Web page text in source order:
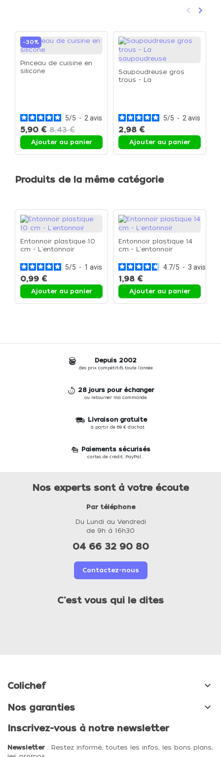
Précédent
keyboard_arrow_left keyboard_arrow_right
-30%
Pinceau de cuisine en
silicone
5/5 - 2 avis
5,90 € 8,43 €
Ajouter au panier
Saupoudreuse gros
trous - La
5/5 - 2 avis
2,98 €
Ajouter au panier
Produits de la même catégorie
Entonnoir plastique 10
cm - L'entonnoir
5/5 - 1 avis
0,99 €
Ajouter au panier
Entonnoir plastique 14
cm - L'entonnoir
4.7/5 - 3 avis
1,98 €
Ajouter au panier
Depuis 2002
des prix compétitifs toute l'année
28 jours pour échanger
ou retourner ma commande
Livraison gratuite
à partir de 69 € d'achat
Paiements sécurisés
cartes de crédit, PayPal...
Nos experts sont à votre écoute
Par téléphone
Du Lundi au Vendredi
de 9h à 16h30
04 66 32 90 80
Contactez-nous
C'est vous qui le dites
Colichef 
Nos garanties 
Inscrivez-vous à notre newsletter
Newsletter : Restez informé, toutes les infos, les bons plans,